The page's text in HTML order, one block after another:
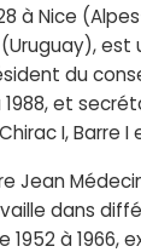
à Nice
du
et
I, Barre I
Jean
dans
1952 à